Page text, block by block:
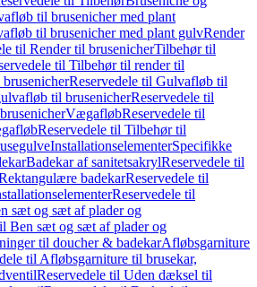
til brusenicher med plant
til brusenicher med plant gulvRender
til Render til brusenicherTilbehør til
til Tilbehør til render til
Reservedele til Gulvafløb til
til brusenicherReservedele til
VægafløbReservedele til
Reservedele til Tilbehør til
InstallationselementerSpecifikke
Badekar af sanitetsakrylReservedele til
badekarReservedele til
Reservedele til
sæt og sæt af plader og
Ben sæt og sæt af plader og
til doucher & badekarAfløbsgarniture
til Afløbsgarniture til brusekar,
Reservedele til Uden dæksel til